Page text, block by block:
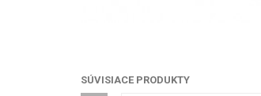
SÚVISIACE PRODUKTY